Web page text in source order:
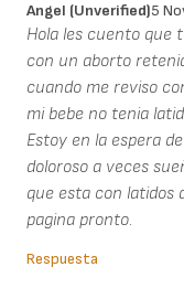
Angel (unverified)5
Hola les cuento que
con un aborto
cuando me reviso
mi bebe no tenia
Estoy en la espera
doloroso a veces
que esta con latidos
pagina pronto.
Respuesta